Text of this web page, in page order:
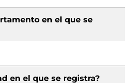
en el que se
en el que se registra?